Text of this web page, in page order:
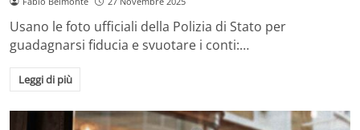
Usano le foto ufficiali della Polizia di Stato per
guadagnarsi fiducia e svuotare i conti:…
Leggi di più